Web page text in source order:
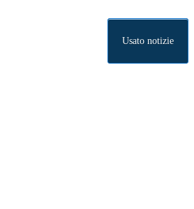
Usato notizie